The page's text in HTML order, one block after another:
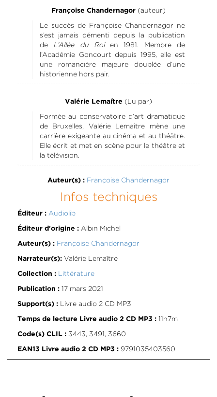
Françoise Chandernagor (auteur)
Le succès de Françoise Chandernagor ne
s’est jamais démenti depuis la publication
de L’Allée du Roien 1981. Membre de
l’Académie Goncourt depuis 1995, elle est
une romancière majeure doublée d’une
historienne hors pair.
Valérie Lemaître (Lu par)
Formée au conservatoire d’art dramatique
de Bruxelles, Valérie Lemaître mène une
carrière exigeante au cinéma et au théâtre.
Elle écrit et met en scène pour le théâtre et
la télévision.
Auteur(s) : Françoise Chandernagor
Infos techniques
Éditeur : Audiolib
Éditeur d'origine :Albin Michel
Auteur(s) : Françoise Chandernagor
Narrateur(s):Valérie Lemaître
Collection : Littérature
Publication :17 mars 2021
Support(s) :Livre audio 2 CD MP3
Temps de lecture Livre audio 2 CD MP3 :11h7m
Code(s) CLIL :3443, 3491, 3660
EAN13 Livre audio 2 CD MP3 :9791035403560